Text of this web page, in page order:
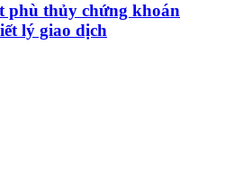
phù thủy chứng khoán
lý giao dịch